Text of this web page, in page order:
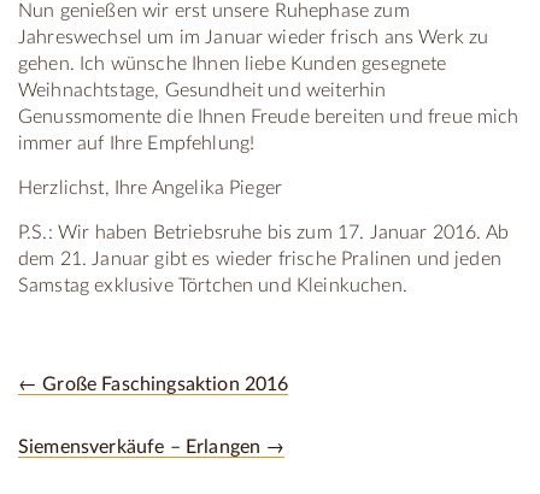
Nun genießen wir erst unsere Ruhephase zum
Jahreswechsel um im Januar wieder frisch ans Werk zu
gehen. Ich wünsche Ihnen liebe Kunden gesegnete
Weihnachtstage, Gesundheit und weiterhin
Genussmomente die Ihnen Freude bereiten und freue mich
immer auf Ihre Empfehlung!
Herzlichst, Ihre Angelika Pieger
P.S.: Wir haben Betriebsruhe bis zum 17. Januar 2016. Ab
dem 21. Januar gibt es wieder frische Pralinen und jeden
Samstag exklusive Törtchen und Kleinkuchen.
← Große Faschingsaktion 2016
Siemensverkäufe – Erlangen →